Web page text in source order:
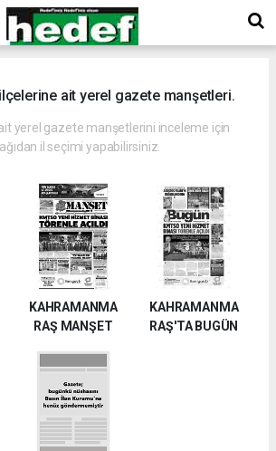
ait yerel gazete manşetleri.
yerel gazete manşetlerini inceleme için
il seçimi yapabilirsiniz.
KAHRAMANMA
RAŞ MANŞET
KAHRAMANMA
RAŞ'TA BUGÜN